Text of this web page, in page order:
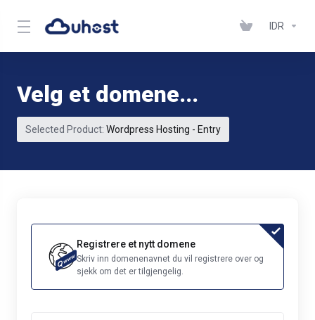
IDR
Velg et domene...
Selected Product: Wordpress Hosting - Entry
Registrere et nytt domene
Skriv inn domenenavnet du vil registrere over og
sjekk om det er tilgjengelig.